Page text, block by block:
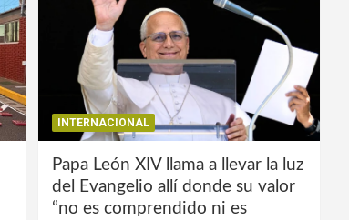
INTERNACIONAL
Papa León XIV llama a llevar la luz
del Evangelio allí donde su valor
“no es comprendido ni es